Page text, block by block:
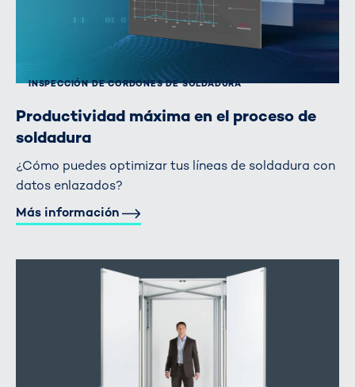
INSPECCIÓN DE CORDONES DE SOLDADURA
Productividad máxima en el proceso de
soldadura
¿Cómo puedes optimizar tus líneas de soldadura con
datos enlazados?
Más información